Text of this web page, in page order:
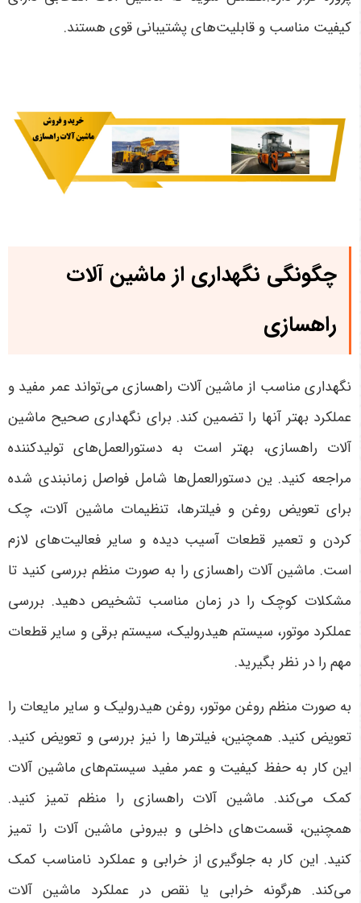
کیفیت مناسب و قابلیت‌های پشتیبانی قوی هستند.
چگونگی نگهداری از ماشین آلات
راهسازی
نگهداری مناسب از ماشین آلات راهسازی می‌تواند عمر مفید و
عملکرد بهتر آنها را تضمین کند. برای نگهداری صحیح ماشین
آلات راهسازی، بهتر است به دستورالعمل‌های تولیدکننده
مراجعه کنید. ین دستورالعمل‌ها شامل فواصل زمانبندی شده
برای تعویض روغن و فیلترها، تنظیمات ماشین آلات، چک
کردن و تعمیر قطعات آسیب دیده و سایر فعالیت‌های لازم
است. ماشین آلات راهسازی را به صورت منظم بررسی کنید تا
مشکلات کوچک را در زمان مناسب تشخیص دهید. بررسی
عملکرد موتور، سیستم هیدرولیک، سیستم برقی و سایر قطعات
مهم را در نظر بگیرید.
به صورت منظم روغن موتور، روغن هیدرولیک و سایر مایعات را
تعویض کنید. همچنین، فیلترها را نیز بررسی و تعویض کنید.
این کار به حفظ کیفیت و عمر مفید سیستم‌های ماشین آلات
کمک می‌کند. ماشین آلات راهسازی را منظم تمیز کنید.
همچنین، قسمت‌های داخلی و بیرونی ماشین آلات را تمیز
کنید. این کار به جلوگیری از خرابی و عملکرد نامناسب کمک
می‌کند. هرگونه خرابی یا نقص در عملکرد ماشین آلات